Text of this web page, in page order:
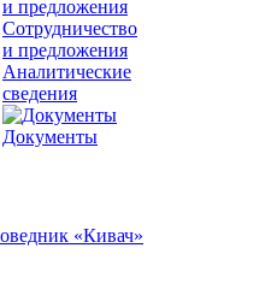
Сотрудничество
и предложения
Аналитические
сведения
Документы